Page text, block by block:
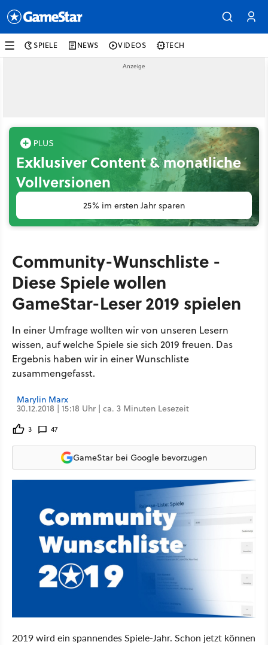
SPIELE NEWS VIDEOS TECH
Exklusiver Content & monatliche
Vollversionen
25% im ersten Jahr sparen
Community-Wunschliste -
Diese Spiele wollen
GameStar-Leser 2019 spielen
In einer Umfrage wollten wir von unseren Lesern
wissen, auf welche Spiele sie sich 2019 freuen. Das
Ergebnis haben wir in einer Wunschliste
zusammengefasst.
Marylin Marx
30.12.2018 | 15:18 Uhr | ca. 3 Minuten Lesezeit
3 47
GameStar bei Google bevorzugen
2019 wird ein spannendes Spiele-Jahr. Schon jetzt können